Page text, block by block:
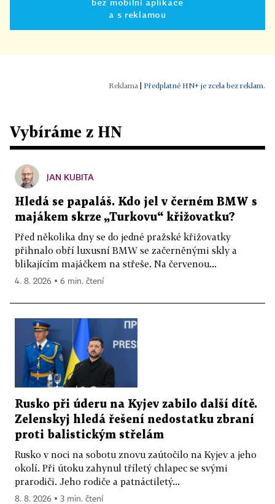
bez mobilní aplikace
a s reklamou
Předplatné HN+ je zcela bez reklam.
Vybíráme z HN
JAN KUBITA
Hledá se papaláš. Kdo jel v černém BMW s
majákem skrze „Turkovu“ křižovatku?
Před několika dny se do jedné pražské křižovatky
přihnalo obří luxusní BMW se začerněnými skly a
blikajícím majáčkem na střeše. Na červenou...
4. 8. 2026 ▪ 6 min. čtení
Rusko při úderu na Kyjev zabilo další dítě.
Zelenskyj hledá řešení nedostatku zbraní
proti balistickým střelám
Rusko v noci na sobotu znovu zaútočilo na Kyjev a jeho
okolí. Při útoku zahynul tříletý chlapec se svými
prarodiči. Jeho rodiče a patnáctiletý...
8. 8. 2026 ▪ 3 min. čtení